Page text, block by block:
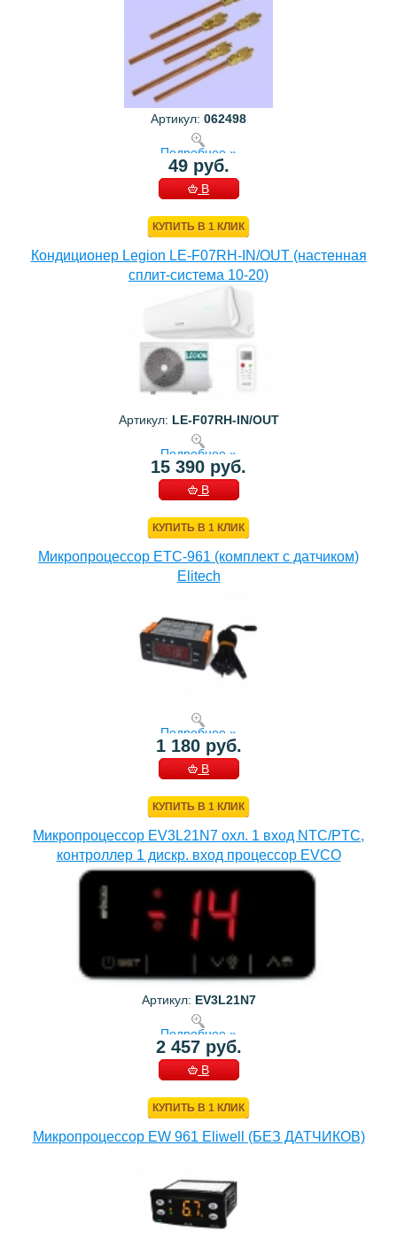
Артикул: 062498
Подробнее »
49 руб.
В
КУПИТЬ В 1 КЛИК
Кондиционер Legion LE-F07RH-IN/OUT (настенная
сплит-система 10-20)
Артикул: LE-F07RH-IN/OUT
Подробнее »
15 390 руб.
В
КУПИТЬ В 1 КЛИК
Микропроцессор ETC-961 (комплект c датчиком)
Elitech
Подробнее »
1 180 руб.
В
КУПИТЬ В 1 КЛИК
Микропроцессор EV3L21N7 охл. 1 вход NTC/PTC,
контроллер 1 дискр. вход процессор EVCO
Артикул: EV3L21N7
Подробнее »
2 457 руб.
В
КУПИТЬ В 1 КЛИК
Микропроцессор EW 961 Eliwell (БЕЗ ДАТЧИКОВ)